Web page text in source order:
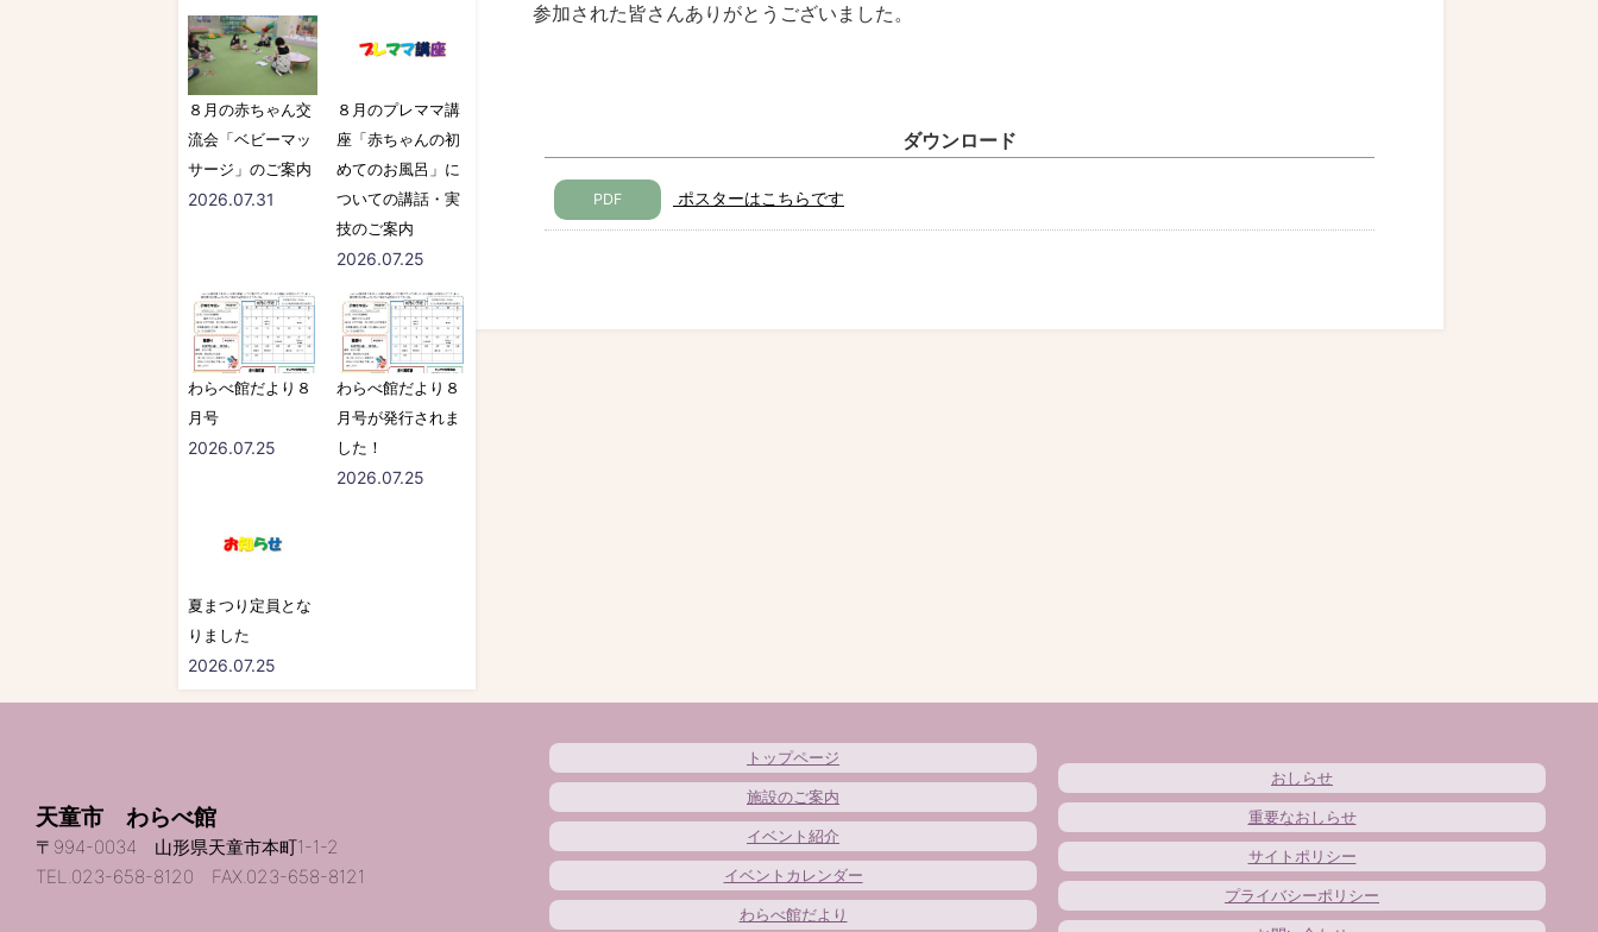
参加された皆さんありがとうございました。
ダウンロード
PDF ポスターはこちらです
８月の赤ちゃん交
流会「ベビーマッ
サージ」のご案内
2026.07.31
８月のプレママ講
座「赤ちゃんの初
めてのお風呂」に
ついての講話・実
技のご案内
2026.07.25
わらべ館だより８
月号
2026.07.25
わらべ館だより８
月号が発行されま
した！
2026.07.25
夏まつり定員とな
りました
2026.07.25
天童市 わらべ館
〒994-0034 山形県天童市本町1-1-2
TEL.023-658-8120 FAX.023-658-8121
トップページ
施設のご案内
イベント紹介
イベントカレンダー
わらべ館だより
おしらせ
重要なおしらせ
サイトポリシー
プライバシーポリシー